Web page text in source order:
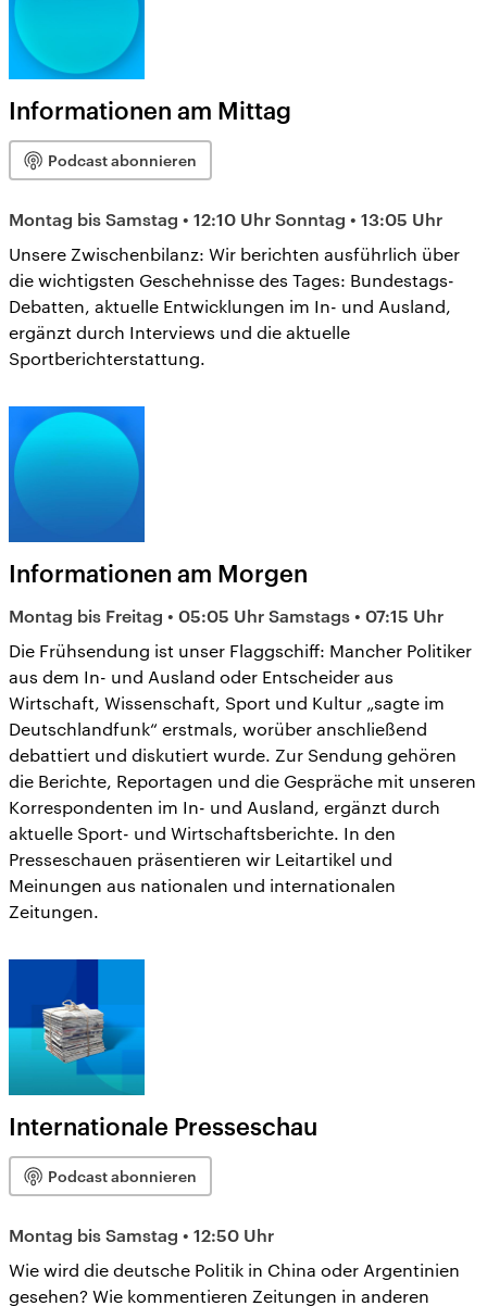
Informationen am Mittag
Podcast abonnieren
Montag bis Samstag • 12:10 Uhr Sonntag • 13:05 Uhr
Unsere Zwischenbilanz: Wir berichten ausführlich über
die wichtigsten Geschehnisse des Tages: Bundestags-
Debatten, aktuelle Entwicklungen im In- und Ausland,
ergänzt durch Interviews und die aktuelle
Sportberichterstattung.
Informationen am Morgen
Montag bis Freitag • 05:05 Uhr Samstags • 07:15 Uhr
Die Frühsendung ist unser Flaggschiff: Mancher Politiker
aus dem In- und Ausland oder Entscheider aus
Wirtschaft, Wissenschaft, Sport und Kultur „sagte im
Deutschlandfunk“ erstmals, worüber anschließend
debattiert und diskutiert wurde. Zur Sendung gehören
die Berichte, Reportagen und die Gespräche mit unseren
Korrespondenten im In- und Ausland, ergänzt durch
aktuelle Sport- und Wirtschaftsberichte. In den
Presseschauen präsentieren wir Leitartikel und
Meinungen aus nationalen und internationalen
Zeitungen.
Internationale Presseschau
Podcast abonnieren
Montag bis Samstag • 12:50 Uhr
Wie wird die deutsche Politik in China oder Argentinien
gesehen? Wie kommentieren Zeitungen in anderen